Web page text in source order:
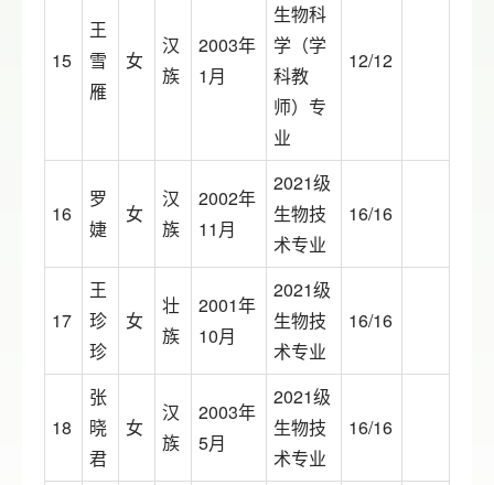
15
王
雪
雁
女
汉
族
2003年
1月
生物科
学（学
科教
师）专
业
12/12
16
罗
婕
女
汉
族
2002年
11月
2021级
生物技
术专业
16/16
17
王
珍
珍
女
壮
族
2001年
10月
2021级
生物技
术专业
16/16
18
张
晓
君
女
汉
族
2003年
5月
2021级
生物技
术专业
16/16